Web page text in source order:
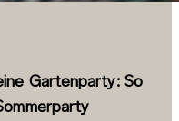
Gartenparty: So